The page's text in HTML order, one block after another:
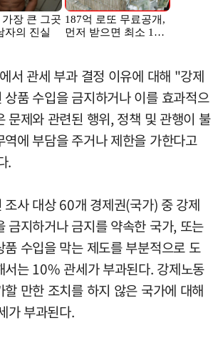
서 관세 부과 결정 이유에 대해 "강제
상품 수입을 금지하거나 이를 효과적으
문제와 관련된 행위, 정책 및 관행이 불
역에 부담을 주거나 제한을 가한다고
.
조사 대상 60개 경제권(국가) 중 강제
금지하거나 금지를 약속한 국가, 또는
품 수입을 막는 제도를 부분적으로 도
서는 10% 관세가 부과된다. 강제노동
만한 조치를 하지 않은 국가에 대해
가 부과된다.